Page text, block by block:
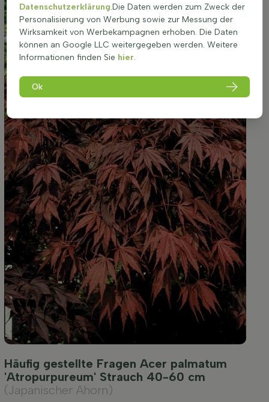
Häufig gestellte Fragen Acer palmatum
'Atropurpureum' Strauch 40-60 cm
(Japanischer Ahorn)
Datenschutzerklärung.Die Daten werden zum Zweck der
Personalisierung von Werbung sowie zur Messung der
Wirksamkeit von Werbekampagnen erhoben. Die Daten
können an Google LLC weitergegeben werden. Weitere
Informationen finden Sie hier.
Ok